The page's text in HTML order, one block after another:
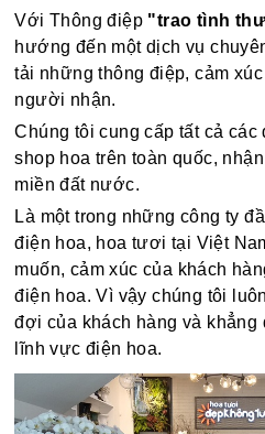
Với Thông điệp "trao tình
hướng đến một dịch vụ
tải những thông điệp, cảm
người nhận.
Chúng tôi cung cấp tất cả
shop hoa trên toàn quốc,
miền đất nước.
Là một trong những công ty
điện hoa, hoa tươi tại Việt
muốn, cảm xúc của khách
điện hoa. Vì vậy chúng tôi
đợi của khách hàng và khẳng
lĩnh vực điện hoa.